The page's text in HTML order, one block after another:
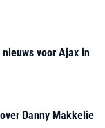
voor Ajax in
Danny Makkelie